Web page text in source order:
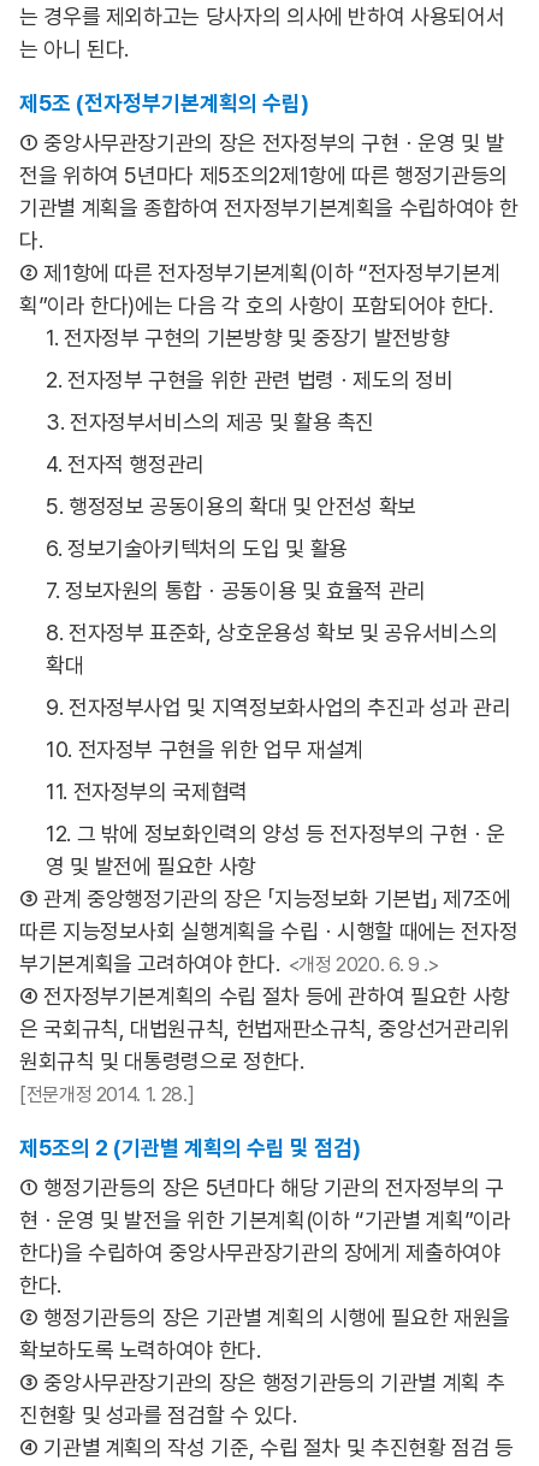
는 경우를 제외하고는 당사자의 의사에 반하여 사용되어서
는 아니 된다.
제5조 (전자정부기본계획의 수립)
① 중앙사무관장기관의 장은 전자정부의 구현ㆍ운영 및 발
전을 위하여 5년마다 제5조의2제1항에 따른 행정기관등의
기관별 계획을 종합하여 전자정부기본계획을 수립하여야 한
다.
② 제1항에 따른 전자정부기본계획(이하 “전자정부기본계
획”이라 한다)에는 다음 각 호의 사항이 포함되어야 한다.
1. 전자정부 구현의 기본방향 및 중장기 발전방향
2. 전자정부 구현을 위한 관련 법령ㆍ제도의 정비
3. 전자정부서비스의 제공 및 활용 촉진
4. 전자적 행정관리
5. 행정정보 공동이용의 확대 및 안전성 확보
6. 정보기술아키텍처의 도입 및 활용
7. 정보자원의 통합ㆍ공동이용 및 효율적 관리
8. 전자정부 표준화, 상호운용성 확보 및 공유서비스의
확대
9. 전자정부사업 및 지역정보화사업의 추진과 성과 관리
10. 전자정부 구현을 위한 업무 재설계
11. 전자정부의 국제협력
12. 그 밖에 정보화인력의 양성 등 전자정부의 구현ㆍ운
영 및 발전에 필요한 사항
③ 관계 중앙행정기관의 장은 「지능정보화 기본법」 제7조에
따른 지능정보사회 실행계획을 수립ㆍ시행할 때에는 전자정
부기본계획을 고려하여야 한다. <개정 2020. 6. 9 .>
④ 전자정부기본계획의 수립 절차 등에 관하여 필요한 사항
은 국회규칙, 대법원규칙, 헌법재판소규칙, 중앙선거관리위
원회규칙 및 대통령령으로 정한다.
[전문개정 2014. 1. 28.]
제5조의 2 (기관별 계획의 수립 및 점검)
① 행정기관등의 장은 5년마다 해당 기관의 전자정부의 구
현ㆍ운영 및 발전을 위한 기본계획(이하 “기관별 계획”이라
한다)을 수립하여 중앙사무관장기관의 장에게 제출하여야
한다.
② 행정기관등의 장은 기관별 계획의 시행에 필요한 재원을
확보하도록 노력하여야 한다.
③ 중앙사무관장기관의 장은 행정기관등의 기관별 계획 추
진현황 및 성과를 점검할 수 있다.
④ 기관별 계획의 작성 기준, 수립 절차 및 추진현황 점검 등